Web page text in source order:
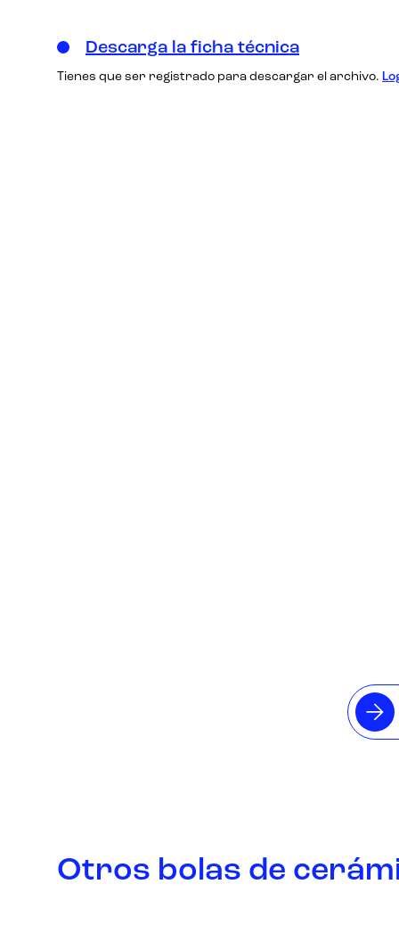
Descarga la ficha técnica
Tienes que ser registrado para descargar el archivo.
Otros bolas de